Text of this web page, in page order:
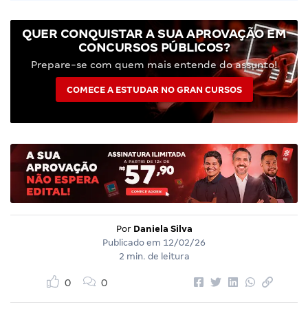
QUER CONQUISTAR A SUA APROVAÇÃO EM
CONCURSOS PÚBLICOS?
Prepare-se com quem mais entende do assunto!
COMECE A ESTUDAR NO GRAN CURSOS
Por Daniela Silva
Publicado em 12/02/26
2 min. de leitura
0 0